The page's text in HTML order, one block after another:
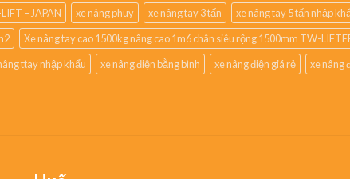
– JAPAN
xe nâng phuy xe nâng tay 3 tấn xe nâng tay 5 tấn nhập
Xe nâng tay cao 1500kg nâng cao 1m6 chân siêu rộng 1500mm TW-
ttay nhập khẩu xe nâng điện bằng bình xe nâng điện giá rẻ xe nâng